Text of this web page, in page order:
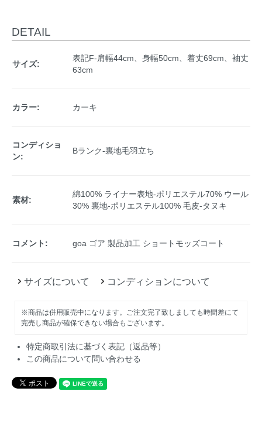
DETAIL
サイズ:
表記F-肩幅44cm、身幅50cm、着丈69cm、袖丈
63cm
カラー: カーキ
コンディショ
ン:
Bランク-裏地毛羽立ち
素材:
綿100% ライナー表地-ポリエステル70% ウール
30% 裏地-ポリエステル100% 毛皮-タヌキ
コメント: goa ゴア 製品加工 ショートモッズコート
サイズについて コンディションについて
※商品は併用販売中になります。ご注文完了致しましても時間差にて
完売し商品が確保できない場合もございます。
特定商取引法に基づく表記（返品等）
この商品について問い合わせる